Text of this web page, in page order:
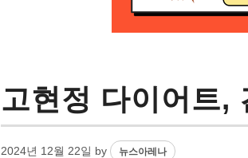
고현정 다이어트,
2024년 12월 22일 by 뉴스아레나